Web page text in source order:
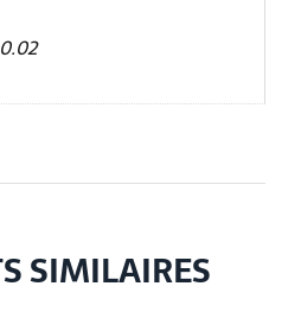
0.02
SIMILAIRES